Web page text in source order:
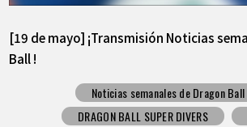
[19 de mayo] ¡Transmisión Noticias
Ball !
Noticias semanales de Dragon Ball
DRAGON BALL SUPER DIVERS